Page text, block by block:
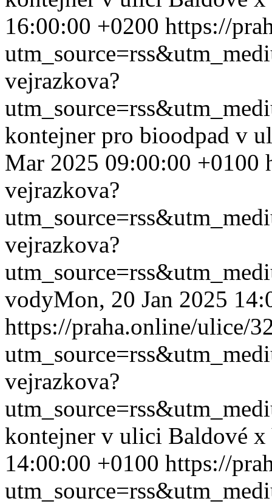
16:00:00 +0200 https://
vejrazkova?
kontejner pro bioodpad v
Mar 2025 09:00:00 +0100
vejrazkova?
vejrazkova?
vodyMon, 20 Jan 2025
https://praha.online/ulice/
vejrazkova?
kontejner v ulici Baldové x
14:00:00 +0100 https://